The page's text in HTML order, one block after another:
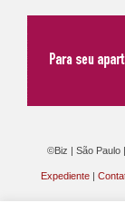
©Biz | São Paulo
Expediente |